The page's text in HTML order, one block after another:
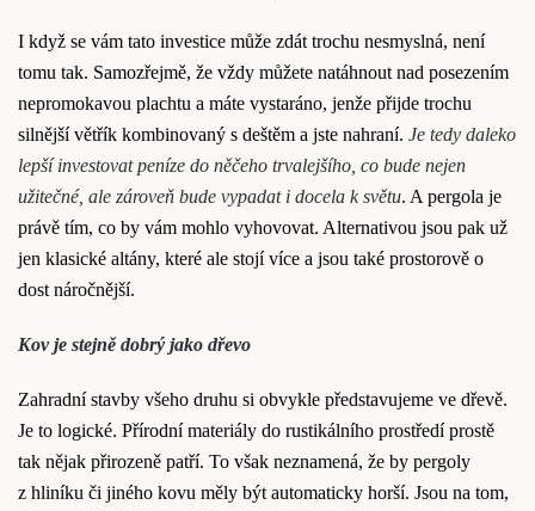
I když se vám tato investice může zdát trochu nesmyslná, není
tomu tak. Samozřejmě, že vždy můžete natáhnout nad posezením
nepromokavou plachtu a máte vystaráno, jenže přijde trochu
silnější větřík kombinovaný s deštěm a jste nahraní. Je tedy daleko
lepší investovat peníze do něčeho trvalejšího, co bude nejen
užitečné, ale zároveň bude vypadat i docela k světu. A pergola je
právě tím, co by vám mohlo vyhovovat. Alternativou jsou pak už
jen klasické altány, které ale stojí více a jsou také prostorově o
dost náročnější.
Kov je stejně dobrý jako dřevo
Zahradní stavby všeho druhu si obvykle představujeme ve dřevě.
Je to logické. Přírodní materiály do rustikálního prostředí prostě
tak nějak přirozeně patří. To však neznamená, že by pergoly
z hliníku či jiného kovu měly být automaticky horší. Jsou na tom,